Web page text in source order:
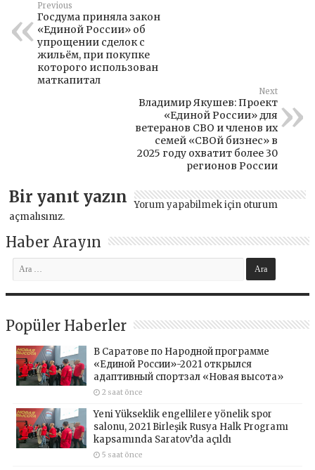
Previous
Госдума приняла закон
«Единой России» об
упрощении сделок с
жильём, при покупке
которого использован
маткапитал
Next
Владимир Якушев: Проект
«Единой России» для
ветеранов СВО и членов их
семей «СВОй бизнес» в
2025 году охватит более 30
регионов России
Bir yanıt yazın Yorum yapabilmek için oturum
açmalısınız.
Haber Arayın
Popüler Haberler
В Саратове по Народной программе
«Единой России»-2021 открылся
адаптивный спортзал «Новая высота»
2 saat önce
Yeni Yükseklik engellilere yönelik spor
salonu, 2021 Birleşik Rusya Halk Programı
kapsamında Saratov’da açıldı
5 saat önce